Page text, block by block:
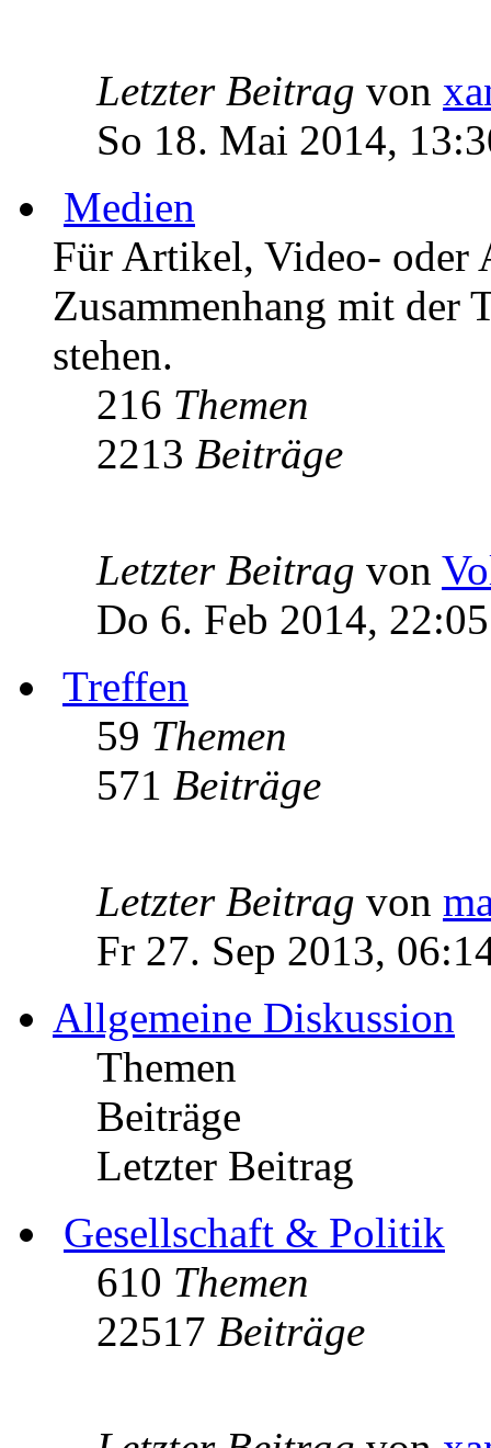
Letzter Beitrag von
So 18. Mai 2014,
Medien
Für Artikel, Video- oder
Zusammenhang mit der
stehen.
216 Themen
2213 Beiträge
Letzter Beitrag von
Do 6. Feb 2014, 22:05
Treffen
59 Themen
571 Beiträge
Letzter Beitrag von
Fr 27. Sep 2013,
Allgemeine Diskussion
Themen
Beiträge
Letzter Beitrag
Gesellschaft & Politik
610 Themen
22517 Beiträge